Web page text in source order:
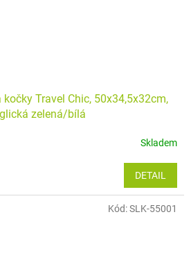
kočky Travel Chic, 50x34,5x32cm,
zelená/bílá
Skladem
DETAIL
Kód:SLK-55001